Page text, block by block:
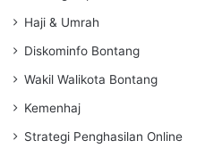
Haji & Umrah
Diskominfo Bontang
Wakil Walikota Bontang
Kemenhaj
Strategi Penghasilan Online